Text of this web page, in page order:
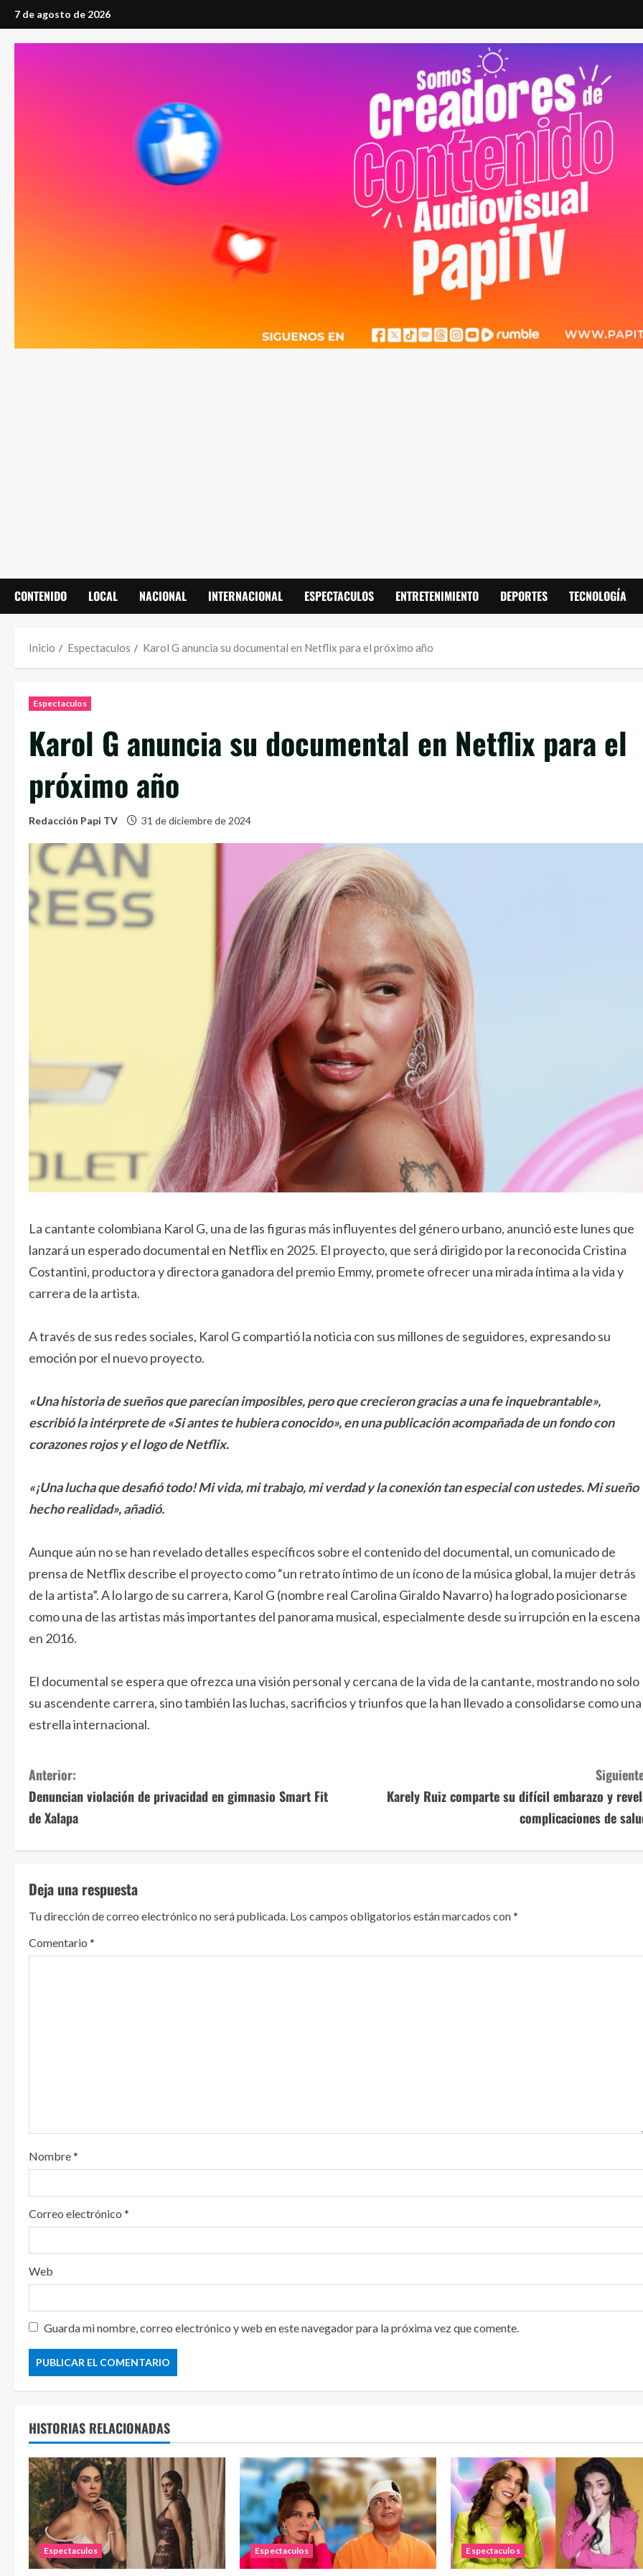
Saltar
al
contenido
7 de agosto de 2026
CONTENIDO LOCAL NACIONAL INTERNACIONAL ESPECTACULOS ENTRETENIMIENTO DEPORTES TECNOLOGÍA
Inicio Espectaculos Karol G anuncia su documental en Netflix para el próximo año
Espectaculos
Karol G anuncia su documental en Netflix para el
próximo año
Redacción Papi TV 31 de diciembre de 2024
La cantante colombiana Karol G, una de las figuras más influyentes del género urbano, anunció este lunes que
lanzará un esperado documental en Netflix en 2025. El proyecto, que será dirigido por la reconocida Cristina
Costantini, productora y directora ganadora del premio Emmy, promete ofrecer una mirada íntima a la vida y
carrera de la artista.
A través de sus redes sociales, Karol G compartió la noticia con sus millones de seguidores, expresando su
emoción por el nuevo proyecto.
«Una historia de sueños que parecían imposibles, pero que crecieron gracias a una fe inquebrantable»,
escribió la intérprete de «Si antes te hubiera conocido», en una publicación acompañada de un fondo con
corazones rojos y el logo de Netflix.
«¡Una lucha que desafió todo! Mi vida, mi trabajo, mi verdad y la conexión tan especial con ustedes. Mi sueño
hecho realidad», añadió.
Aunque aún no se han revelado detalles específicos sobre el contenido del documental, un comunicado de
prensa de Netflix describe el proyecto como “un retrato íntimo de un ícono de la música global, la mujer detrás
de la artista”. A lo largo de su carrera, Karol G (nombre real Carolina Giraldo Navarro) ha logrado posicionarse
como una de las artistas más importantes del panorama musical, especialmente desde su irrupción en la escena
en 2016.
El documental se espera que ofrezca una visión personal y cercana de la vida de la cantante, mostrando no solo
su ascendente carrera, sino también las luchas, sacrificios y triunfos que la han llevado a consolidarse como una
estrella internacional.
S
i
e
l
e
Anterior:
Denuncian violación de privacidad en gimnasio Smart Fit
de Xalapa
Karely Ruiz comparte su difícil embarazo y
complicaciones de
Deja una respuesta
Tu dirección de correo electrónico no será publicada. Los campos obligatorios están marcados con*
Comentario *
Nombre*
Correo electrónico *
Web
Guarda mi nombre, correo electrónico y web en este navegador para la próxima vez que comente.
HISTORIAS RELACIONADAS
Espectaculos Espectaculos Espectaculos